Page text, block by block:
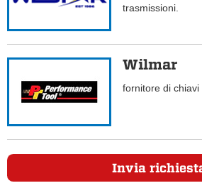
trasmissioni.
Wilmar
fornitore di chiavi
Invia